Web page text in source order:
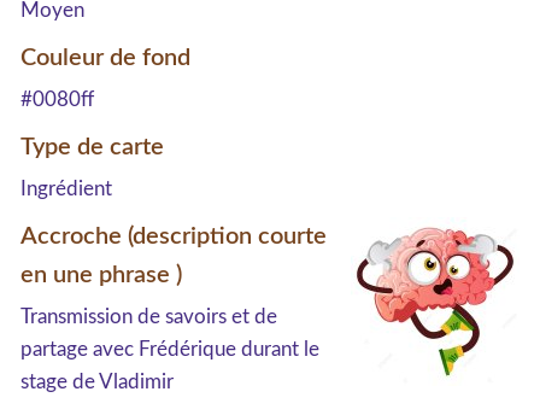
Moyen
Couleur de fond
#0080ff
Type de carte
Ingrédient
Accroche (description courte
en une phrase )
Transmission de savoirs et de
partage avec Frédérique durant le
stage de Vladimir